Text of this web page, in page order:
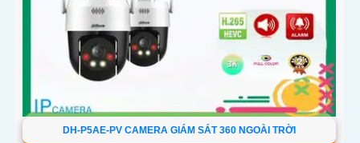
DH-P5AE-PV CAMERA GIÁM SÁT 360 NGOÀI TRỜI